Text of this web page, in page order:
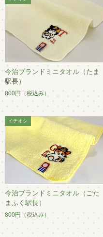
今治ブランドミニタオル（たま
駅長）
800円 （税込み）
今治ブランドミニタオル（ごた
まふく駅長）
800円 （税込み）